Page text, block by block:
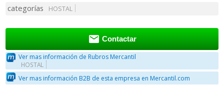
categorías HOSTAL
 Contactar
Ver mas información de Rubros Mercantil
HOSTAL
Ver mas información B2B de esta empresa en Mercantil.com